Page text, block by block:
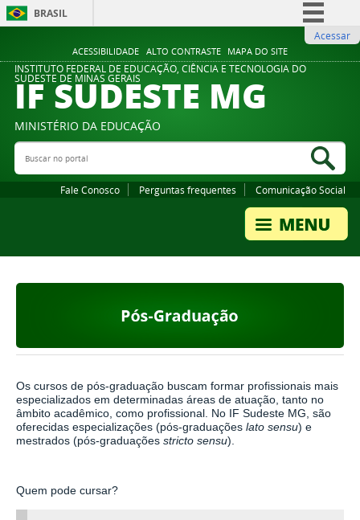
ACESSIBILIDADE ALTO CONTRASTE MAPA DO SITE
BRASIL
Comunica BR
Participe
Legislação
Acessar
INSTITUTO FEDERAL DE EDUCAÇÃO, CIÊNCIA E TECNOLOGIA DO
SUDESTE DE MINAS GERAIS
IF SUDESTE MG
MINISTÉRIO DA EDUCAÇÃO
Buscar no portal
Fale Conosco Perguntas frequentes Comunicação Social
Os cursos de pós-graduação buscam formar profissionais mais
especializados em determinadas áreas de atuação, tanto no
âmbito acadêmico, como profissional. No IF Sudeste MG, são
oferecidas especializações (pós-graduações lato sensu) e
mestrados (pós-graduações stricto sensu).
Quem pode cursar?